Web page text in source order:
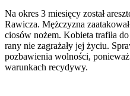
Na okres 3 miesięcy został
Rawicza. Mężczyzna
ciosów nożem. Kobieta trafiła
rany nie zagrażały jej życiu.
pozbawienia wolności,
warunkach recydywy.